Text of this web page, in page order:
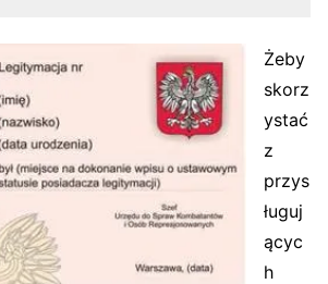
Żeby
skorz
ystać
z
przys
ługuj
ącyc
h